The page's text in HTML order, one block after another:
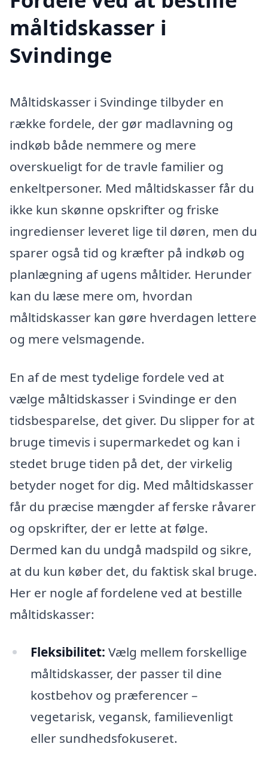
måltidskasser i
Svindinge
Måltidskasser i Svindinge tilbyder en
række fordele, der gør madlavning og
indkøb både nemmere og mere
overskueligt for de travle familier og
enkeltpersoner. Med måltidskasser får du
ikke kun skønne opskrifter og friske
ingredienser leveret lige til døren, men du
sparer også tid og kræfter på indkøb og
planlægning af ugens måltider. Herunder
kan du læse mere om, hvordan
måltidskasser kan gøre hverdagen lettere
og mere velsmagende.
En af de mest tydelige fordele ved at
vælge måltidskasser i Svindinge er den
tidsbesparelse, det giver. Du slipper for at
bruge timevis i supermarkedet og kan i
stedet bruge tiden på det, der virkelig
betyder noget for dig. Med måltidskasser
får du præcise mængder af ferske råvarer
og opskrifter, der er lette at følge.
Dermed kan du undgå madspild og sikre,
at du kun køber det, du faktisk skal bruge.
Her er nogle af fordelene ved at bestille
måltidskasser:
Fleksibilitet: Vælg mellem forskellige
måltidskasser, der passer til dine
kostbehov og præferencer –
vegetarisk, vegansk, familievenligt
eller sundhedsfokuseret.